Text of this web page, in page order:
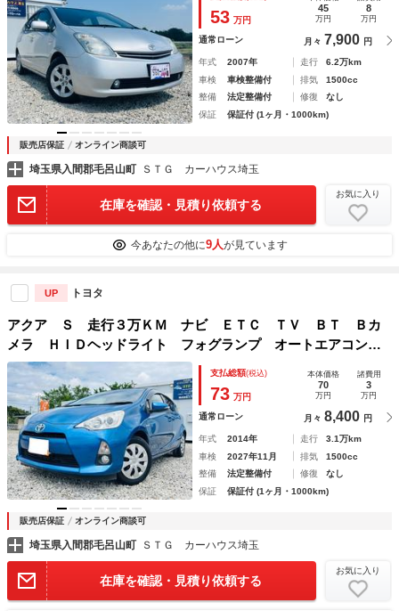
プ Ｐスタート スマートキー スマートキー 禁煙車
53 万円
45
万円
8
万円
通常ローン 月々 7,900 円
年式 2007年 走行
6.2万km
車検
車検整備付 排気
1500cc
整備
法定整備付 修復
なし
保証
保証付 (1ヶ月・1000km)
販売店保証 オンライン商談可
埼玉県入間郡毛呂山町 ＳＴＧ カーハウス埼玉
在庫を確認・見積り依頼する
お気に入り
今あなたの他に9人が見ています
UP トヨタ
アクア Ｓ 走行３万ＫＭ ナビ ＥＴＣ ＴＶ ＢＴ Ｂカ
メラ ＨＩＤヘッドライト フォグランプ オートエアコン・
ライト ＣＤ・ＤＶＤ ウィンカードアミラー Ｐスタート
スペアキーワンオーナ ワンオーナー禁煙車
支払総額(税込)
73 万円
本体価格
70
万円
諸費用
3
万円
通常ローン 月々 8,400 円
年式 2014年 走行
3.1万km
車検
2027年11月 排気
1500cc
整備
法定整備付 修復
なし
保証
保証付 (1ヶ月・1000km)
販売店保証 オンライン商談可
埼玉県入間郡毛呂山町 ＳＴＧ カーハウス埼玉
在庫を確認・見積り依頼する
お気に入り